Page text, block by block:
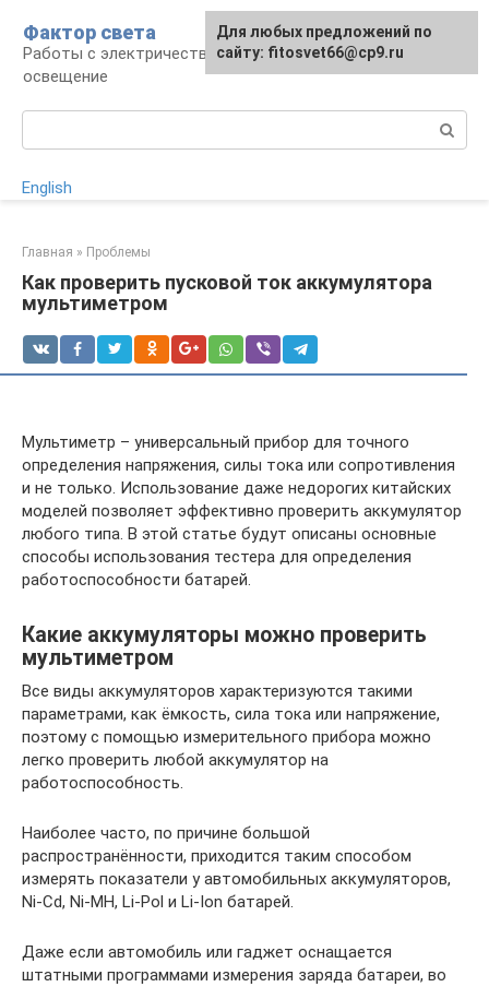
контенту
Фактор света
Работы с электричеством, электроприборы и
освещение
English
Главная » Проблемы
Как проверить пусковой ток аккумулятора
мультиметром
Мультиметр – универсальный прибор для точного
определения напряжения, силы тока или сопротивления
и не только. Использование даже недорогих китайских
моделей позволяет эффективно проверить аккумулятор
любого типа. В этой статье будут описаны основные
способы использования тестера для определения
работоспособности батарей.
Какие аккумуляторы можно проверить
мультиметром
Все виды аккумуляторов характеризуются такими
параметрами, как ёмкость, сила тока или напряжение,
поэтому с помощью измерительного прибора можно
легко проверить любой аккумулятор на
работоспособность.
Наиболее часто, по причине большой
распространённости, приходится таким способом
измерять показатели у автомобильных аккумуляторов,
Ni-Cd, Ni-MH, Li-Pol и Li-Ion батарей.
Даже если автомобиль или гаджет оснащается
штатными программами измерения заряда батареи, во
Для любых предложений по
сайту: fitosvet66@cp9.ru